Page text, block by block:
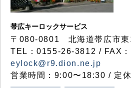
帯広キーロックサービス
〒080-0801 北海道帯広市東
TEL：0155-26-3812 / FAX
eylock@r9.dion.ne.jp
営業時間：9:00〜18:30 / 定